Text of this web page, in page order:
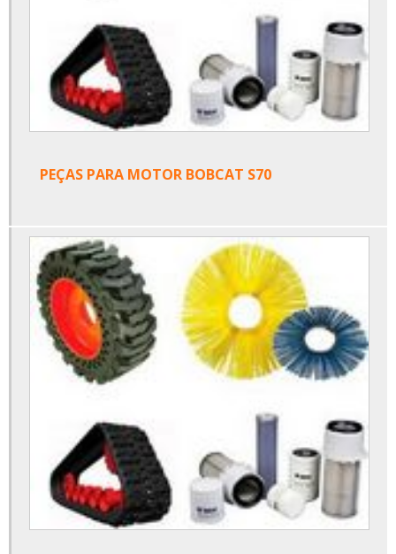
PEÇAS PARA MOTOR BOBCAT S70